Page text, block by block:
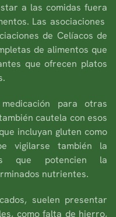
a las comidas fuera
Las asociaciones
de Celíacos de
de alimentos que
que ofrecen platos
para otras
cautela con esos
incluyan gluten como
vigilarse también la
que potencien la
nutrientes.
suelen presentar
como falta de hierro,